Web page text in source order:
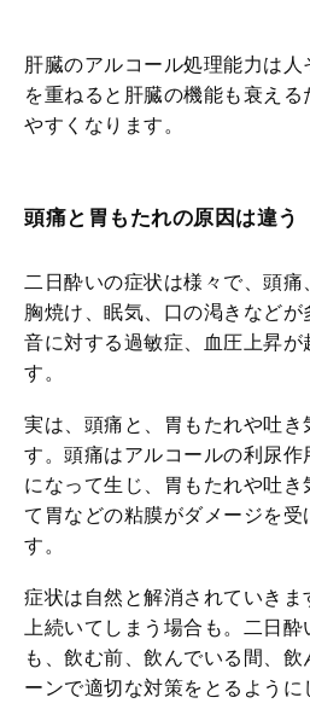
肝臓のアルコール処理能力は
を重ねると肝臓の機能も衰える
やすくなります。
頭痛と胃もたれの原因は違う
二日酔いの症状は様々で、頭痛
胸焼け、眠気、口の渇きなど
音に対する過敏症、血圧上昇が
す。
実は、頭痛と、胃もたれや吐き
す。頭痛はアルコールの利尿
になって生じ、胃もたれや吐き
て胃などの粘膜がダメージを受
す。
症状は自然と解消されていき
上続いてしまう場合も。二日酔
も、飲む前、飲んでいる間、
ーンで適切な対策をとるように